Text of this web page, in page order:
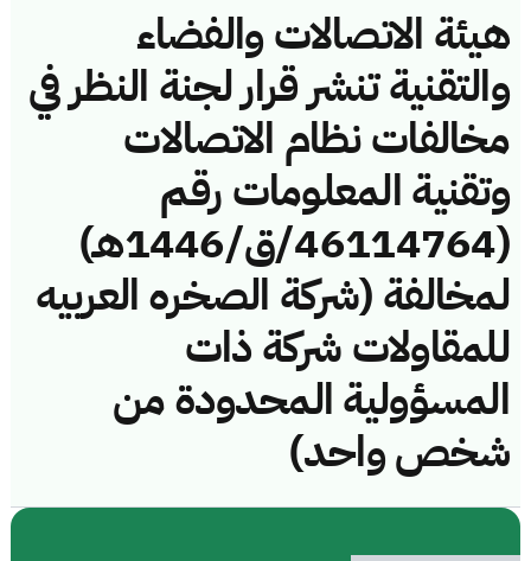
هيئة الاتصالات والفضاء
والتقنية تنشر قرار لجنة النظر في
مخالفات نظام الاتصالات
وتقنية المعلومات رقم
(46114764/ق/1446هـ)
لمخالفة (شركة الصخره العربيه
للمقاولات شركة ذات
المسؤولية المحدودة من
شخص واحد)